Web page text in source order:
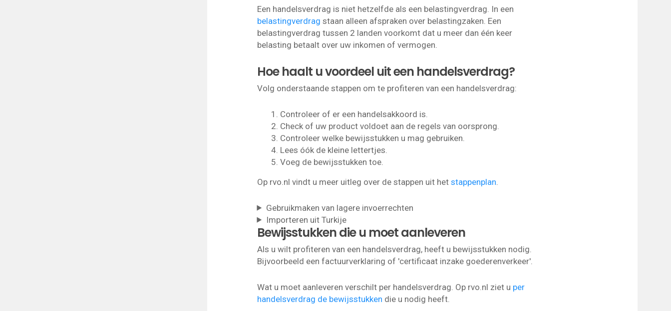
Een handelsverdrag is niet hetzelfde als een belastingverdrag. In een
belastingverdrag staan alleen afspraken over belastingzaken. Een
belastingverdrag tussen 2 landen voorkomt dat u meer dan één keer
belasting betaalt over uw inkomen of vermogen.
Hoe haalt u voordeel uit een handelsverdrag?
Volg onderstaande stappen om te profiteren van een handelsverdrag:
Controleer of er een handelsakkoord is.
Check of uw product voldoet aan de regels van oorsprong.
Controleer welke bewijsstukken u mag gebruiken.
Lees óók de kleine lettertjes.
Voeg de bewijsstukken toe.
Op rvo.nl vindt u meer uitleg over de stappen uit het stappenplan
Gebruikmaken van lagere invoerrechten
Importeren uit Turkije
Bewijsstukken die u moet aanleveren
Als u wilt profiteren van een handelsverdrag, heeft u bewijsstukken nodig.
Bijvoorbeeld een factuurverklaring of 'certificaat inzake goederenverkeer'.
Wat u moet aanleveren verschilt per handelsverdrag. Op rvo.nl ziet u per
handelsverdrag de bewijsstukken die u nodig heeft.